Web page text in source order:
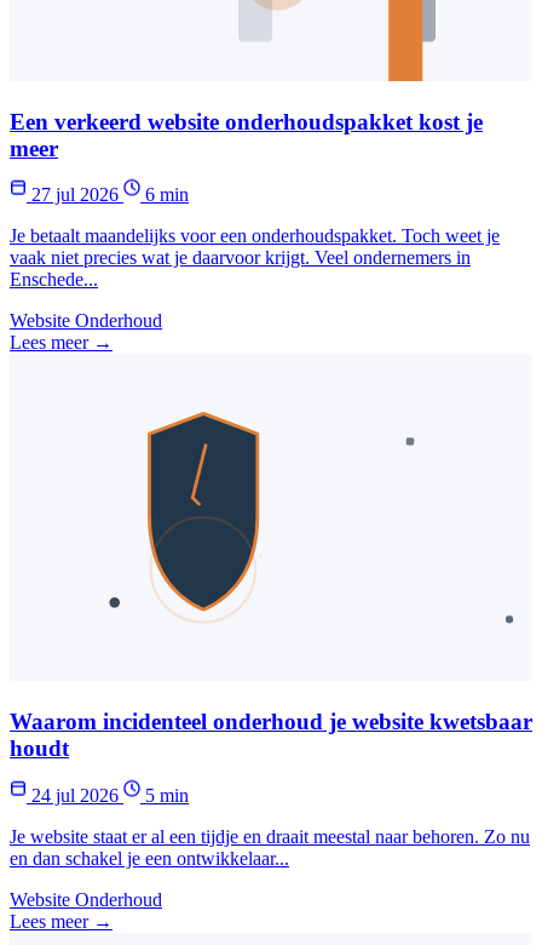
Een verkeerd website onderhoudspakket kost je
meer
27 jul 2026
6 min
Je betaalt maandelijks voor een onderhoudspakket. Toch weet je
vaak niet precies wat je daarvoor krijgt. Veel ondernemers in
Enschede...
Website Onderhoud
Lees meer →
Waarom incidenteel onderhoud je website kwetsbaar
houdt
24 jul 2026
5 min
Je website staat er al een tijdje en draait meestal naar behoren. Zo nu
en dan schakel je een ontwikkelaar...
Website Onderhoud
Lees meer →